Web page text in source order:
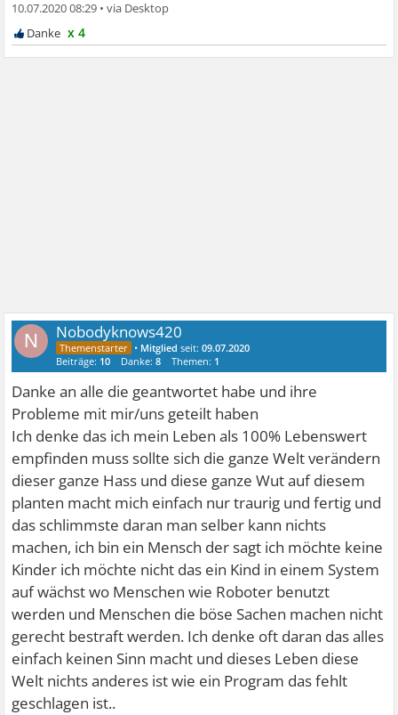
10.07.2020 08:29 •
x 4
N Nobodyknows420
• Mitglied seit:09.07.2020
Beiträge: 10 Danke:8 Themen: 1
Danke an alle die geantwortet habe und ihre
Probleme mit mir/uns geteilt haben
Ich denke das ich mein Leben als 100% Lebenswert
empfinden muss sollte sich die ganze Welt verändern
dieser ganze Hass und diese ganze Wut auf diesem
planten macht mich einfach nur traurig und fertig und
das schlimmste daran man selber kann nichts
machen, ich bin ein Mensch der sagt ich möchte keine
Kinder ich möchte nicht das ein Kind in einem System
auf wächst wo Menschen wie Roboter benutzt
werden und Menschen die böse Sachen machen nicht
gerecht bestraft werden. Ich denke oft daran das alles
einfach keinen Sinn macht und dieses Leben diese
Welt nichts anderes ist wie ein Program das fehlt
geschlagen ist..